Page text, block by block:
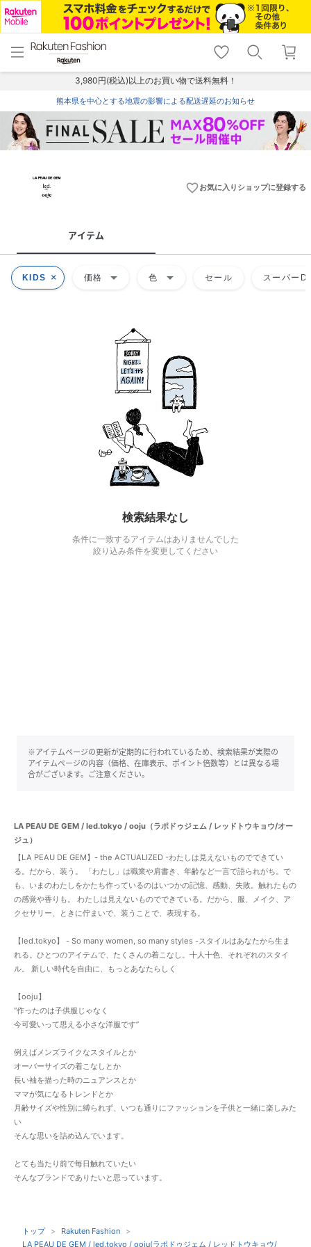
menu home
トップ
shopping_cart lock_outline
ログイン
3,980円(税込)以上のお買い物で送料無料！
熊本県を中心とする地震の影響による配送遅延のお知らせ
favorite_borderお気に入りショップに登録する
アイテム
KIDS 価格 arrow_drop_down 色 arrow_drop_down セール スーパー
検索結果なし
条件に一致するアイテムはありませんでした
絞り込み条件を変更してください
※アイテムページの更新が定期的に行われているため、検索結果が実際の
アイテムページの内容（価格、在庫表示、ポイント倍数等）とは異なる場
合がございます。ご注意ください。
LA PEAU DE GEM / led.tokyo / ooju（ラポドゥジェム / レッドトウキョウ/オー
ジュ）
【LA PEAU DE GEM】- the ACTUALIZED -わたしは見えないものでできてい
る。だから、装う。 「わたし」は職業や肩書き、年齢など一言で語られがち。で
も、いまのわたしをかたち作っているのはいつかの記憶、感動、失敗。触れたもの
の感覚や香りも。 わたしは見えないものでできている。だから、服、メイク、ア
クセサリー、ときに佇まいで、装うことで、表現する。
【led.tokyo】 - So many women, so many styles -スタイルはあなたから生ま
れる。ひとつのアイテムで、たくさんの着こなし。十人十色、それぞれのスタイ
ル。 新しい時代を自由に、もっとあなたらしく
【ooju】
“作ったのは子供服じゃなく
今可愛いって思える小さな洋服です”
例えばメンズライクなスタイルとか
オーバーサイズの着こなしとか
長い袖を描った時のニュアンスとか
ママが気になるトレンドとか
月齢サイズや性別に縛られず、いつも通りにファッションを子供と一緒に楽しみた
い
そんな思いを詰め込んでいます。
とても当たり前で毎日触れていたい
そんなブランドでありたいと思っています。
トップ
Rakuten Fashion
LA PEAU DE GEM / led.tokyo / ooju(ラポドゥジェム / レッドトウキョウ/